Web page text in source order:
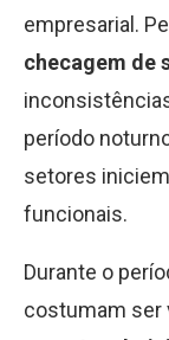
empresarial.
checagem de
período
setores
funcionais.
Durante o
costumam ser